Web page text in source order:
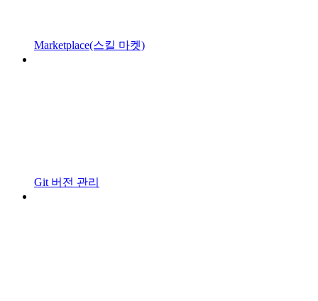
Marketplace(스킬 마켓)
Git 버전 관리